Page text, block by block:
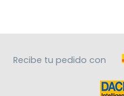
Recibe tu pedido con